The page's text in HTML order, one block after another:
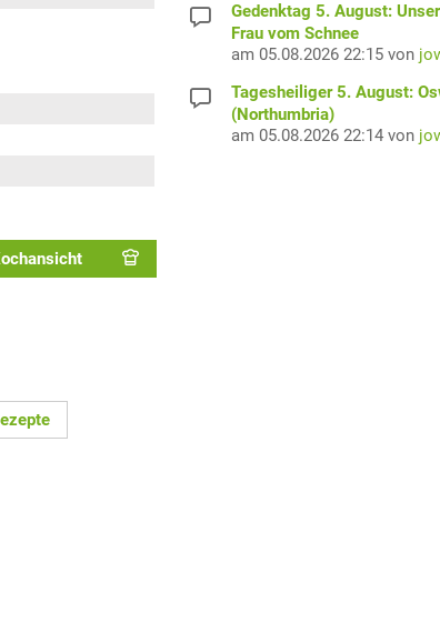
Gedenktag 5. August:
Frau vom Schnee
am 05.08.2026 22:15 von
Tagesheiliger 5. August:
(Northumbria)
am 05.08.2026 22:14 von